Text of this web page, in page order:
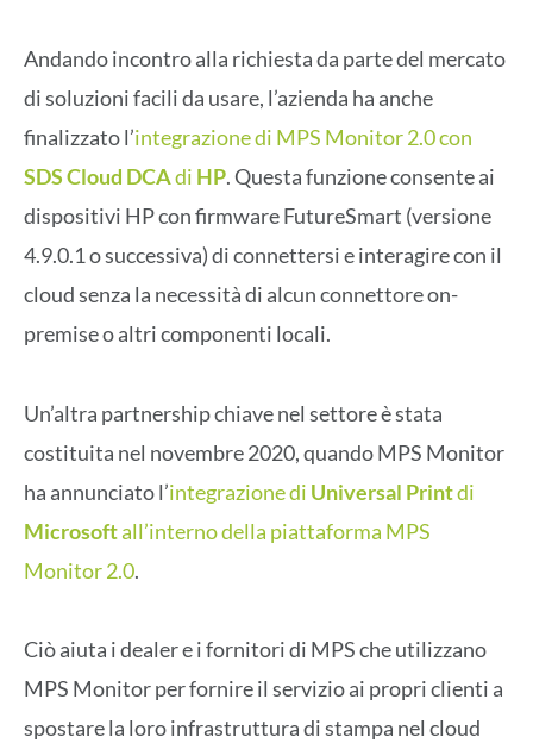
Andando incontro alla richiesta da parte del mercato
di soluzioni facili da usare, l’azienda ha anche
finalizzato l’integrazione di MPS Monitor 2.0 con
SDS Cloud DCAdi HP. Questa funzione consente ai
dispositivi HP con firmware FutureSmart (versione
4.9.0.1 o successiva) di connettersi e interagire con il
cloud senza la necessità di alcun connettore on-
premise o altri componenti locali.
Un’altra partnership chiave nel settore è stata
costituita nel novembre 2020, quando MPS Monitor
ha annunciato l’integrazione di Universal Printdi
Microsoftall’interno della piattaforma MPS
Monitor 2.0.
Ciò aiuta i dealer e i fornitori di MPS che utilizzano
MPS Monitor per fornire il servizio ai propri clienti a
spostare la loro infrastruttura di stampa nel cloud